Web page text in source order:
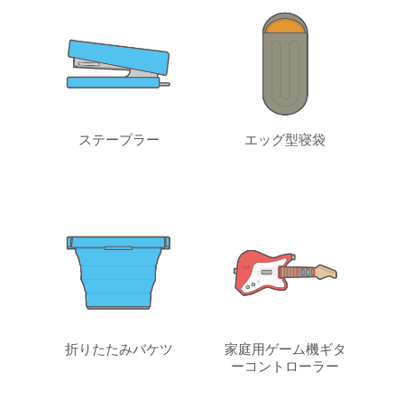
ステープラー エッグ型寝袋
折りたたみバケツ
家庭用ゲーム機ギタ
ーコントローラー